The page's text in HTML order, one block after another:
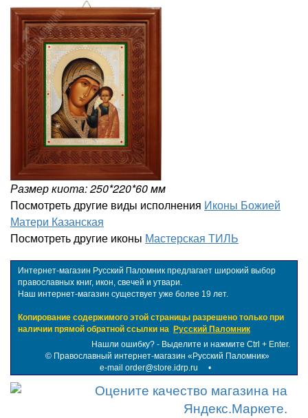
Размер киота: 250*220*60 мм
Посмотреть другие виды исполнения Иконы Божией
Матери Казанская
Посмотреть другие иконы Мастерская ТИЛЬ
Интернет-магазин Русский Паломник предлагает широкий выбор
православных книг, икон, свечей и утвари.
Наш интернет-магазин существует уже более 19 лет.
Копирование содержимого этой страницы разрешено только при
наличии прямой обратной ссылки на Русский Паломник
Нашли ошибку? - Выделите и нажмите Ctrl + Enter.
© Православный интернет-магазин «Русский Паломник»
e-mail order@store.idrp.ru •